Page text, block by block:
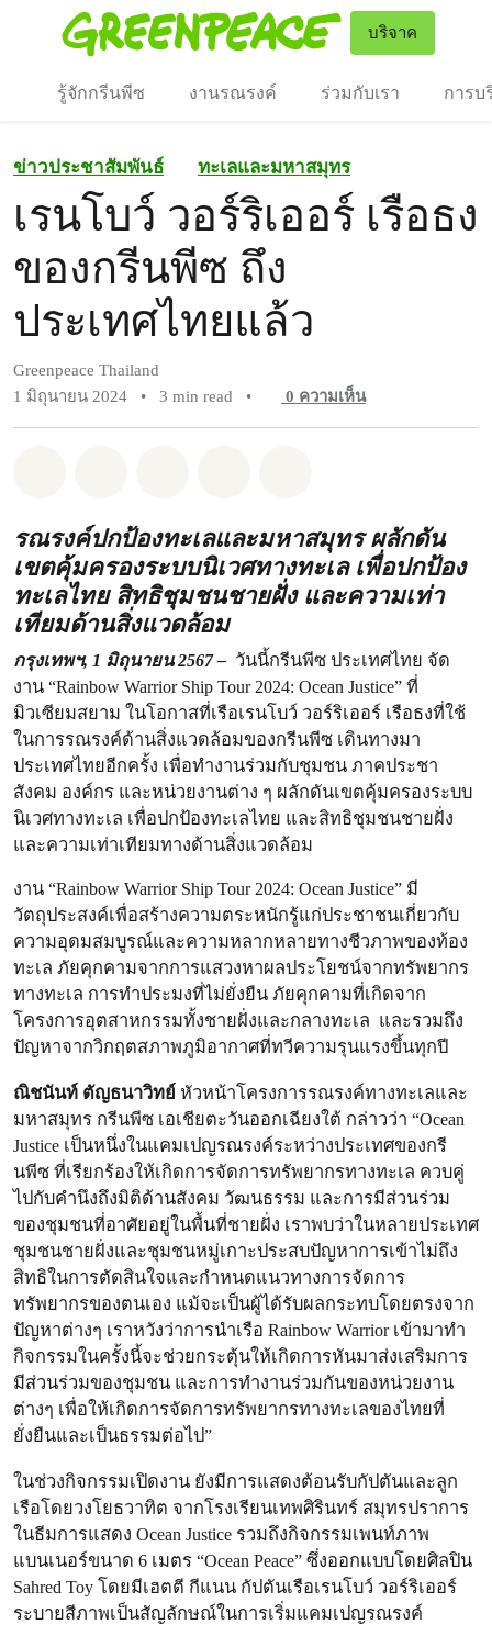
บริจาค
รู้จักกรีนพีซ งานรณรงค์ ร่วมกับเรา การบ
ข่าวประชาสัมพันธ์ ทะเลและมหาสมุทร
เรนโบว์ วอร์ริเออร์ เรือธง
ของกรีนพีซ ถึง
ประเทศไทยแล้ว
Greenpeace Thailand
1 มิถุนายน 2024
• 3 min read • 0 ความเห็น
รณรงค์ปกป้องทะเลและมหาสมุทร ผลักดัน
เขตคุ้มครองระบบนิเวศทางทะเล เพื่อปกป้อง
ทะเลไทย สิทธิชุมชนชายฝั่ง และความเท่า
เทียมด้านสิ่งแวดล้อม
กรุงเทพฯ, 1 มิถุนายน 2567 – วันนี้กรีนพีซ ประเทศไทย จัด
งาน “Rainbow Warrior Ship Tour 2024: Ocean Justice” ที่
มิวเซียมสยาม ในโอกาสที่เรือเรนโบว์ วอร์ริเออร์ เรือธงที่ใช้
ในการรณรงค์ด้านสิ่งแวดล้อมของกรีนพีซ เดินทางมา
ประเทศไทยอีกครั้ง เพื่อทำงานร่วมกับชุมชน ภาคประชา
สังคม องค์กร และหน่วยงานต่าง ๆ ผลักดันเขตคุ้มครองระบบ
นิเวศทางทะเล เพื่อปกป้องทะเลไทย และสิทธิชุมชนชายฝั่ง
และความเท่าเทียมทางด้านสิ่งแวดล้อม
งาน “Rainbow Warrior Ship Tour 2024: Ocean Justice” มี
วัตถุประสงค์เพื่อสร้างความตระหนักรู้แก่ประชาชนเกี่ยวกับ
ความอุดมสมบูรณ์และความหลากหลายทางชีวภาพของท้อง
ทะเล ภัยคุกคามจากการแสวงหาผลประโยชน์จากทรัพยากร
ทางทะเล การทำประมงที่ไม่ยั่งยืน ภัยคุกคามที่เกิดจาก
โครงการอุตสาหกรรมทั้งชายฝั่งและกลางทะเล และรวมถึง
ปัญหาจากวิกฤตสภาพภูมิอากาศที่ทวีความรุนแรงขึ้นทุกปี
ณิชนันท์ ตัญธนาวิทย์ หัวหน้าโครงการรณรงค์ทางทะเลและ
มหาสมุทร กรีนพีซ เอเชียตะวันออกเฉียงใต้ กล่าวว่า “Ocean
Justice เป็นหนึ่งในแคมเปญรณรงค์ระหว่างประเทศของกรี
นพีซ ที่เรียกร้องให้เกิดการจัดการทรัพยากรทางทะเล ควบคู่
ไปกับคำนึงถึงมิติด้านสังคม วัฒนธรรม และการมีส่วนร่วม
ของชุมชนที่อาศัยอยู่ในพื้นที่ชายฝั่ง เราพบว่าในหลายประเทศ
ชุมชนชายฝั่งและชุมชนหมู่เกาะประสบปัญหาการเข้าไม่ถึง
สิทธิในการตัดสินใจและกำหนดแนวทางการจัดการ
ทรัพยากรของตนเอง แม้จะเป็นผู้ได้รับผลกระทบโดยตรงจาก
ปัญหาต่างๆ เราหวังว่าการนำเรือ Rainbow Warrior เข้ามาทำ
กิจกรรมในครั้งนี้จะช่วยกระตุ้นให้เกิดการหันมาส่งเสริมการ
มีส่วนร่วมของชุมชน และการทำงานร่วมกันของหน่วยงาน
ต่างๆ เพื่อให้เกิดการจัดการทรัพยากรทางทะเลของไทยที่
ยั่งยืนและเป็นธรรมต่อไป”
ในช่วงกิจกรรมเปิดงาน ยังมีการแสดงต้อนรับกัปตันและลูก
เรือโดยวงโยธวาทิต จากโรงเรียนเทพศิรินทร์ สมุทรปราการ
ในธีมการแสดง Ocean Justice รวมถึงกิจกรรมเพนท์ภาพ
แบนเนอร์ขนาด 6 เมตร “Ocean Peace” ซึ่งออกแบบโดยศิลปิน
Sahred Toy โดยมีเฮตตี กีแนน กัปตันเรือเรนโบว์ วอร์ริเออร์
ระบายสีภาพเป็นสัญลักษณ์ในการเริ่มแคมเปญรณรงค์